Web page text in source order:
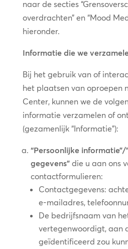
naar de secties
overdrachten” en “Mood
hieronder.
Informatie die we
Bij het gebruik van of
het plaatsen van oproepen
Center, kunnen we de
informatie verzamelen of
(gezamenlijk “Informatie”):
“Persoonlijke informatie”/
gegevens”die u aan ons
contactformulieren:
Contactgegevens:
e-mailadres,
De bedrijfsnaam van
vertegenwoordigt, aan
geïdentificeerd zou